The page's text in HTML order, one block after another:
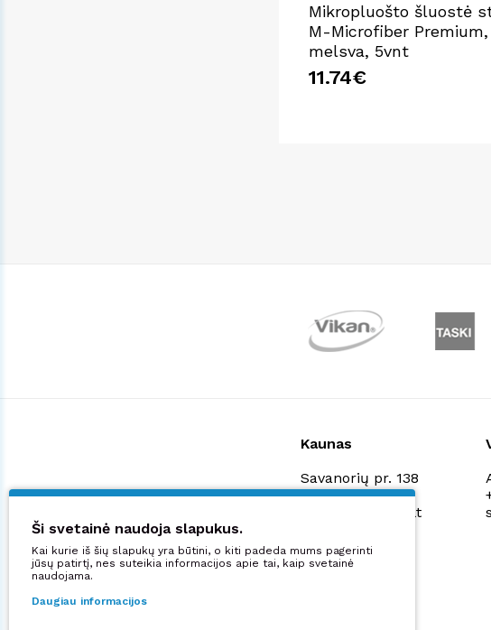
Mikropluošto šluostė
M-Microfiber Premium,
melsva, 5vnt
11.74€
Kaunas
Savanorių pr. 138
+370 523 38879
shop@manjana.lt
Didžiuojamės:
Ši svetainė naudoja slapukus.
Kai kurie iš šių slapukų yra būtini, o kiti padeda mums pagerinti
jūsų patirtį, nes suteikia informacijos apie tai, kaip svetainė
naudojama.
Daugiau informacijos